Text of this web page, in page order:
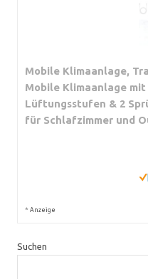
Mobile Klimaanlage,
Mobile Klimaanlage
Lüftungsstufen & 2
für Schlafzimmer und
* Anzeige
Suchen